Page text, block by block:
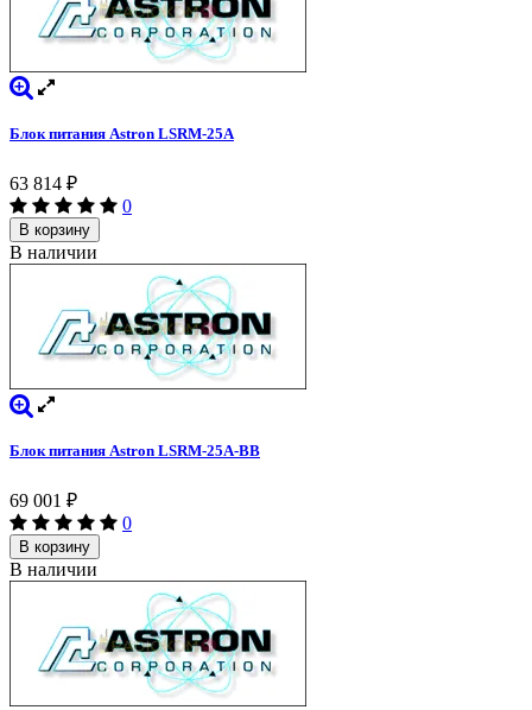
Блок питания Astron LSRM-25A
63 814 ₽
0
В корзину
В наличии
Блок питания Astron LSRM-25A-BB
69 001 ₽
0
В корзину
В наличии